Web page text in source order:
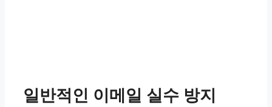
일반적인 이메일 실수 방지